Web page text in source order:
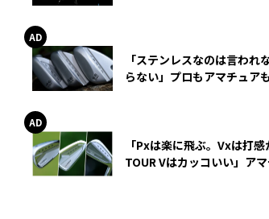
「ステンレスなのは言われ
らない」プロもアマチュア
「Pxは楽に飛ぶ。Vxは打感
TOUR Vはカッコいい」ア